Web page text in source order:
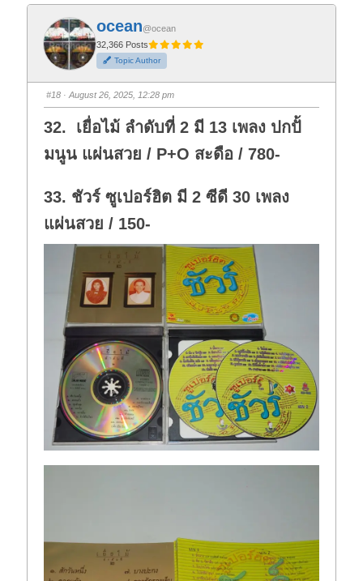
f
o
r
t
h
u
m
d
o
n
.
o
t
h
u
m
u
p
ocean@ocean
32,366 Posts
Topic Author
#18 · August 26, 2025, 12:28 pm
32. เยื่อไม้ ลำดับที่ 2 มี 13 เพลง ปกปั้
มนูน แผ่นสวย / P+O สะดือ / 780-
33. ชัวร์ ซูเปอร์ฮิต มี 2 ซีดี 30 เพลง
แผ่นสวย / 150-